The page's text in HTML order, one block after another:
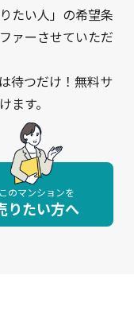
たい人」の希望条
ァーさせていただ
待つだけ！無料サ
す。
このマンションを
りたい方へ